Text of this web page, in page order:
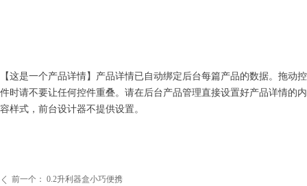
ꄴ 前一个： 0.2升利器盒小巧便携
【这是一个产品详情】产品详情已自动绑定后台每篇产品的数据。拖动控
件时请不要让任何控件重叠。请在后台产品管理直接设置好产品详情的内
容样式，前台设计器不提供设置。